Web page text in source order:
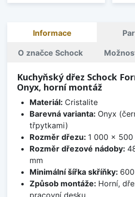
Informace
O značce Schock
Kuchyňský dřez Schock
Onyx, horní montáž
Materiál: Cristalite
Barevná varianta: Onyx
třpytkami)
Rozměr dřezu: 1 000 x 500
Rozměr dřezové nádoby:
mm
Minimální šířka skříňky:
Způsob montáže: Horní,
pracovní desku